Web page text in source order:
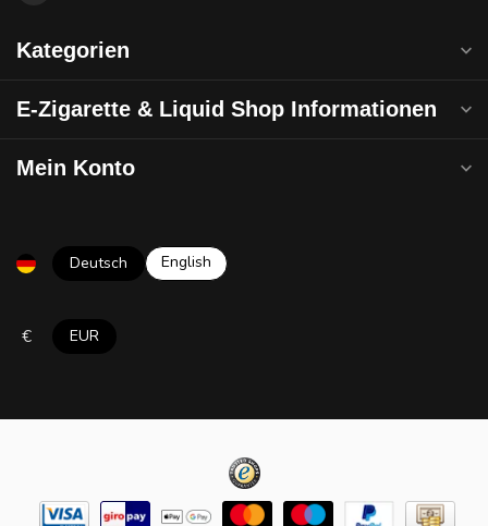
Kategorien
E-Zigarette & Liquid Shop Informationen
Mein Konto
Deutsch English
€ EUR